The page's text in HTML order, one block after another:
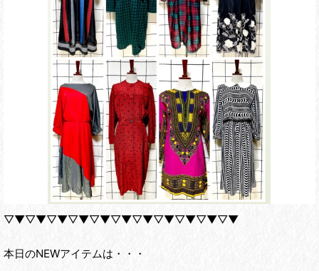
▽▼▽▼▽▼▽▼▽▼▽▼▽▼▽▼▽▼▽▼▽▼
本日のNEWアイテムは・・・